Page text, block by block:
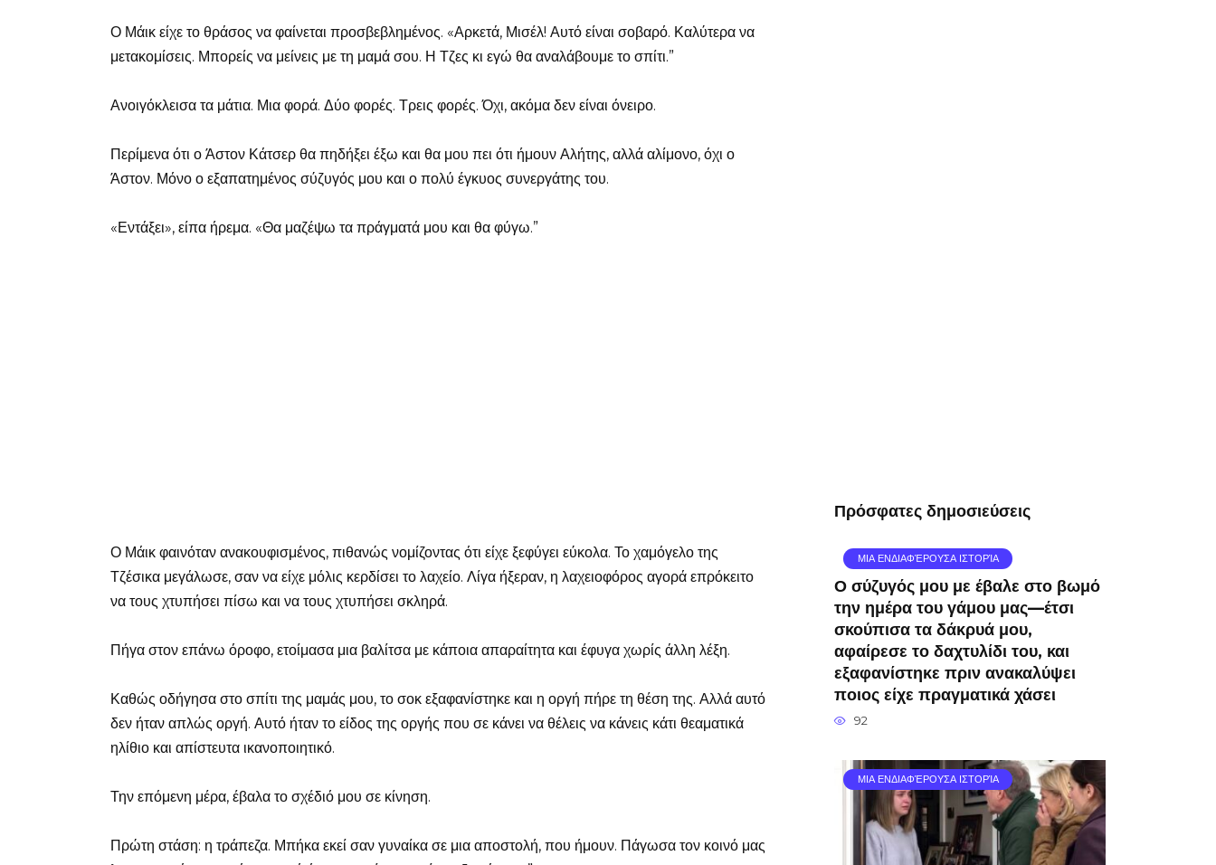
Ο Μάικ είχε το θράσος να φαίνεται προσβεβλημένος. «Αρκετά, Μισέλ! Αυτό είναι σοβαρό. Καλύτερα να
μετακομίσεις. Μπορείς να μείνεις με τη μαμά σου. Η Τζες κι εγώ θα αναλάβουμε το σπίτι.”
Ανοιγόκλεισα τα μάτια. Μια φορά. Δύο φορές. Τρεις φορές. Όχι, ακόμα δεν είναι όνειρο.
Περίμενα ότι ο Άστον Κάτσερ θα πηδήξει έξω και θα μου πει ότι ήμουν Αλήτης, αλλά αλίμονο, όχι ο
Άστον. Μόνο ο εξαπατημένος σύζυγός μου και ο πολύ έγκυος συνεργάτης του.
«Εντάξει», είπα ήρεμα. «Θα μαζέψω τα πράγματά μου και θα φύγω.”
Ο Μάικ φαινόταν ανακουφισμένος, πιθανώς νομίζοντας ότι είχε ξεφύγει εύκολα. Το χαμόγελο της
Τζέσικα μεγάλωσε, σαν να είχε μόλις κερδίσει το λαχείο. Λίγα ήξεραν, η λαχειοφόρος αγορά επρόκειτο
να τους χτυπήσει πίσω και να τους χτυπήσει σκληρά.
Πήγα στον επάνω όροφο, ετοίμασα μια βαλίτσα με κάποια απαραίτητα και έφυγα χωρίς άλλη λέξη.
Καθώς οδήγησα στο σπίτι της μαμάς μου, το σοκ εξαφανίστηκε και η οργή πήρε τη θέση της. Αλλά αυτό
δεν ήταν απλώς οργή. Αυτό ήταν το είδος της οργής που σε κάνει να θέλεις να κάνεις κάτι θεαματικά
ηλίθιο και απίστευτα ικανοποιητικό.
Την επόμενη μέρα, έβαλα το σχέδιό μου σε κίνηση.
Πρώτη στάση: η τράπεζα. Μπήκα εκεί σαν γυναίκα σε μια αποστολή, που ήμουν. Πάγωσα τον κοινό μας
Πρόσφατες δημοσιεύσεις
ΜΙΑ ΕΝΔΙΑΦΈΡΟΥΣΑ ΙΣΤΟΡΊΑ
Ο σύζυγός μου με έβαλε στο βωμό
την ημέρα του γάμου μας—έτσι
σκούπισα τα δάκρυά μου,
αφαίρεσε το δαχτυλίδι του, και
εξαφανίστηκε πριν ανακαλύψει
ποιος είχε πραγματικά χάσει
92
ΜΙΑ ΕΝΔΙΑΦΈΡΟΥΣΑ ΙΣΤΟΡΊΑ